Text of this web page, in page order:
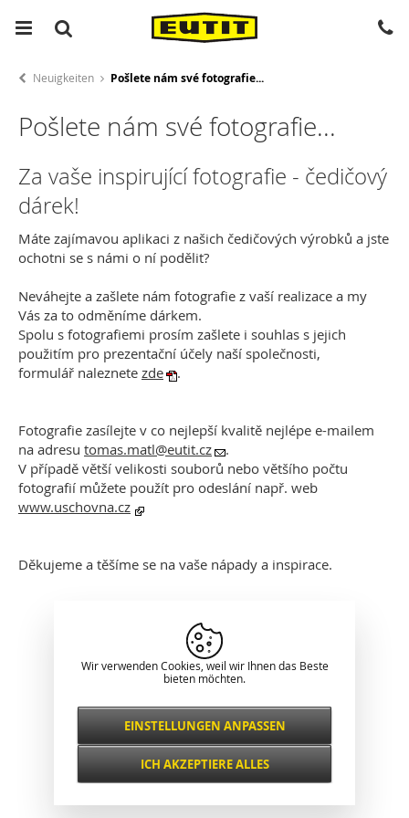
Neuigkeiten Pošlete nám své fotografie...
Pošlete nám své fotografie...
Za vaše inspirující fotografie - čedičový
dárek!
Máte zajímavou aplikaci z našich čedičových výrobků a jste
ochotni se s námi o ní podělit?
Neváhejte a zašlete nám fotografie z vaší realizace a my
Vás za to odměníme dárkem.
Spolu s fotografiemi prosím zašlete i souhlas s jejich
použitím pro prezentační účely naší společnosti,
formulář naleznete zde .
Fotografie zasílejte v co nejlepší kvalitě nejlépe e-mailem
na adresu tomas.matl@eutit.cz
.
V případě větší velikosti souborů nebo většího počtu
fotografií můžete použít pro odeslání např. web
www.uschovna.cz
Děkujeme a těšíme se na vaše nápady a inspirace.
Klassische Darstellung
Wir verwenden Cookies, weil wir Ihnen das Beste
bieten möchten.
Notwendig
IMMER AKTIV
Funktional und
EINSTELLUNGEN ANPASSEN
ICH AKZEPTIERE ALLES